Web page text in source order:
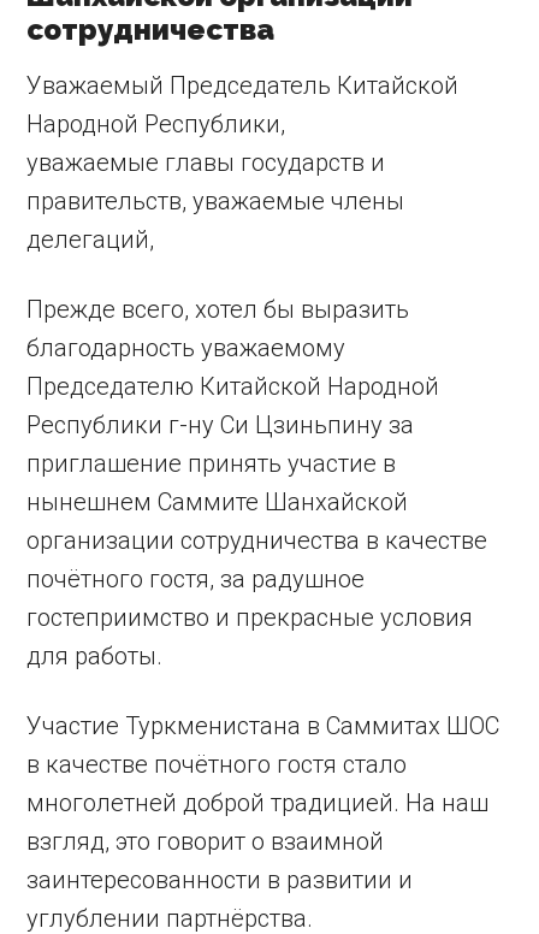
сотрудничества
Уважаемый Председатель Китайской
Народной Республики,
уважаемые главы государств и
правительств, уважаемые члены
делегаций,
Прежде всего, хотел бы выразить
благодарность уважаемому
Председателю Китайской Народной
Республики г-ну Си Цзиньпину за
приглашение принять участие в
нынешнем Саммите Шанхайской
организации сотрудничества в качестве
почётного гостя, за радушное
гостеприимство и прекрасные условия
для работы.
Участие Туркменистана в Саммитах ШОС
в качестве почётного гостя стало
многолетней доброй традицией. На наш
взгляд, это говорит о взаимной
заинтересованности в развитии и
углублении партнёрства.